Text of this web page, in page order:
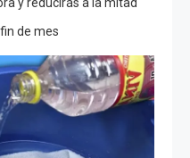
y reducirás a la mitad
de mes